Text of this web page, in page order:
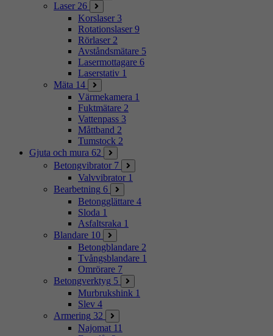
Laser 26
Korslaser 3
Rotationslaser 9
Rörlaser 2
Avståndsmätare 5
Lasermottagare 6
Laserstativ 1
Mäta 14
Värmekamera 1
Fuktmätare 2
Vattenpass 3
Måttband 2
Tumstock 2
Gjuta och mura 62
Betongvibrator 7
Valvvibrator 1
Bearbetning 6
Betongglättare 4
Sloda 1
Asfaltsraka 1
Blandare 10
Betongblandare 2
Tvångsblandare 1
Omrörare 7
Betongverktyg 5
Murbrukshink 1
Slev 4
Armering 32
Najomat 11